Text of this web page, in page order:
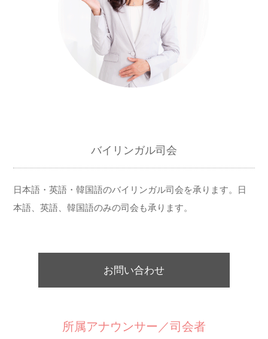
バイリンガル司会
日本語・英語・韓国語のバイリンガル司会を承ります。日
本語、英語、韓国語のみの司会も承ります。
お問い合わせ
所属アナウンサー／司会者